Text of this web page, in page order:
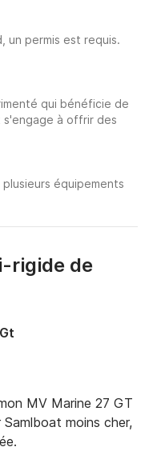
un permis est requis.
qui bénéficie de
à offrir des
équipements
rigide de
MV Marine 27 GT
moins cher,